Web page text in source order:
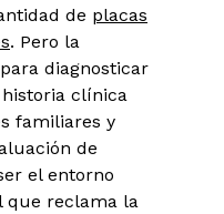
de placas
. Pero la
diagnosticar
clínica
familiares y
de
el entorno
que reclama la